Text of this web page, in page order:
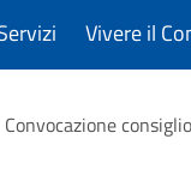
Vivere il
Convocazione